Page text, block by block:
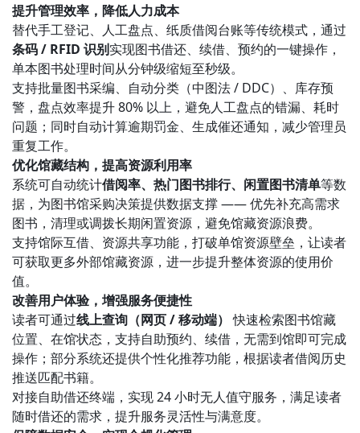
提升管理效率，降低人力成本
替代手工登记、人工盘点、纸质借阅台账等传统模式，通过
条码 / RFID 识别实现图书借还、续借、预约的一键操作，
单本图书处理时间从分钟级缩短至秒级。
支持批量图书采编、自动分类（中图法 / DDC）、库存预
警，盘点效率提升 80% 以上，避免人工盘点的错漏、耗时
问题；同时自动计算逾期罚金、生成催还通知，减少管理员
重复工作。
优化馆藏结构，提高资源利用率
系统可自动统计借阅率、热门图书排行、闲置图书清单等数
据，为图书馆采购决策提供数据支撑 —— 优先补充高需求
图书，清理或调拨长期闲置资源，避免馆藏资源浪费。
支持馆际互借、资源共享功能，打破单馆资源壁垒，让读者
可获取更多外部馆藏资源，进一步提升整体资源的使用价
值。
改善用户体验，增强服务便捷性
读者可通过线上查询（网页 / 移动端） 快速检索图书馆藏
位置、在馆状态，支持自助预约、续借，无需到馆即可完成
操作；部分系统还提供个性化推荐功能，根据读者借阅历史
推送匹配书籍。
对接自助借还终端，实现 24 小时无人值守服务，满足读者
随时借还的需求，提升服务灵活性与满意度。